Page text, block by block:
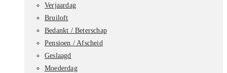
Verjaardag
Bruiloft
Bedankt / Beterschap
Pensioen / Afscheid
Geslaagd
Moederdag